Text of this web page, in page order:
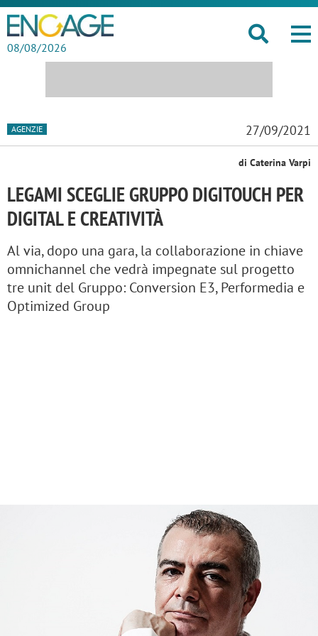
08/08/2026
AGENZIE 27/09/2021
di Caterina Varpi
LEGAMI SCEGLIE GRUPPO DIGITOUCH PER
DIGITAL E CREATIVITÀ
Al via, dopo una gara, la collaborazione in chiave
omnichannel che vedrà impegnate sul progetto
tre unit del Gruppo: Conversion E3, Performedia e
Optimized Group